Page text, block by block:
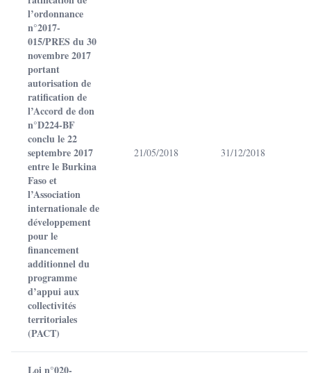
l’ordonnance
n°2017-
015/PRES du 30
novembre 2017
portant
autorisation de
ratification de
l’Accord de don
n°D224-BF
conclu le 22
septembre 2017
entre le Burkina
Faso et
l’Association
internationale de
développement
pour le
financement
additionnel du
programme
d’appui aux
collectivités
territoriales
(PACT)
21/05/2018 31/12/2018
Loi n°020-